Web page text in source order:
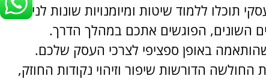
ללמוד שיטות ומיומנויות שונות לניהול
השונים, הפוגשים אתכם במהלך הדרך.
באופן ספציפי לצרכי העסק שלכם.
הדורשות שיפור וזיהוי נקודות החוזק,